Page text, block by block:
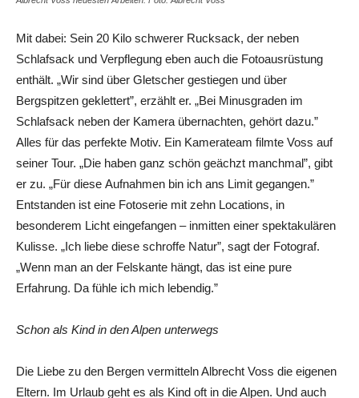
Mit dabei: Sein 20 Kilo schwerer Rucksack, der neben
Schlafsack und Verpflegung eben auch die Fotoausrüstung
enthält. „Wir sind über Gletscher gestiegen und über
Bergspitzen geklettert”, erzählt er. „Bei Minusgraden im
Schlafsack neben der Kamera übernachten, gehört dazu.”
Alles für das perfekte Motiv. Ein Kamerateam filmte Voss auf
seiner Tour. „Die haben ganz schön geächzt manchmal”, gibt
er zu. „Für diese Aufnahmen bin ich ans Limit gegangen.”
Entstanden ist eine Fotoserie mit zehn Locations, in
besonderem Licht eingefangen – inmitten einer spektakulären
Kulisse. „Ich liebe diese schroffe Natur”, sagt der Fotograf.
„Wenn man an der Felskante hängt, das ist eine pure
Erfahrung. Da fühle ich mich lebendig.”
Schon als Kind in den Alpen unterwegs
Die Liebe zu den Bergen vermitteln Albrecht Voss die eigenen
Eltern. Im Urlaub geht es als Kind oft in die Alpen. Und auch